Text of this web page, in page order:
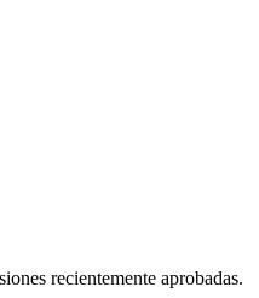
recientemente aprobadas.